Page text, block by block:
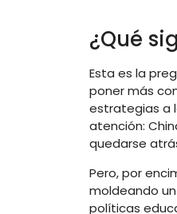
¿Qué
Esta es la
poner más
estrategias a
atención:
quedarse
Pero, por
moldeando
políticas